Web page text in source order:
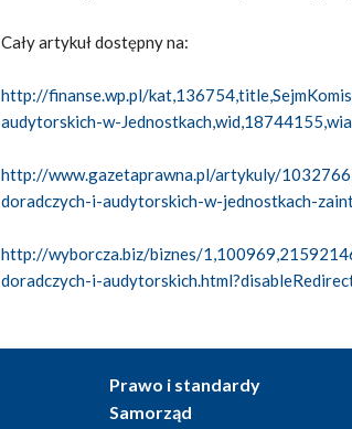
Cały artykuł dostępny na:
http://finanse.wp.pl/
audytorskich-w-
http://www.gazetaprawna.pl/artykuly/
doradczych-i-audytorskich-w-jednostkach-
http://wyborcza.biz/biznes/
doradczych-i-
Prawo i standardy
Samorząd